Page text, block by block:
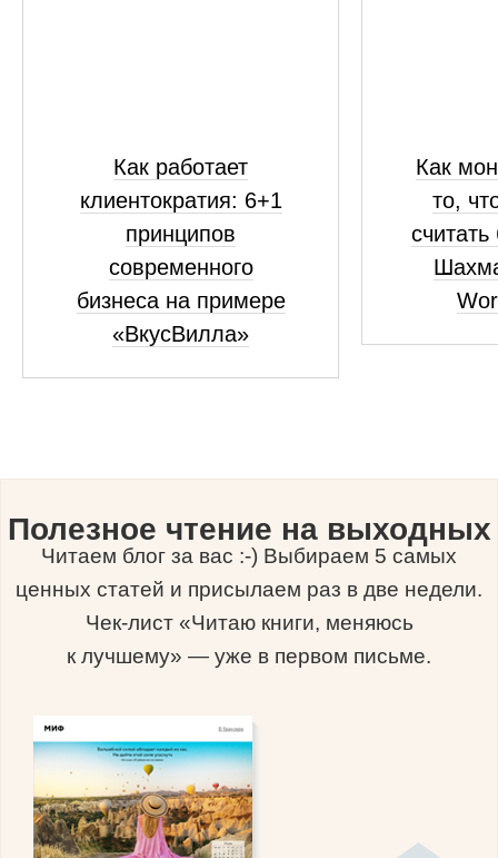
Как работает
клиентократия: 6+1
принципов
современного
бизнеса на примере
«ВкусВилла»
Как
то,
Полезное чтение на выходных
Читаем блог за вас :-) Выбираем 5 самых
ценных статей и присылаем раз в две недели.
Чек-лист «Читаю книги, меняюсь
к лучшему» — уже в первом письме.